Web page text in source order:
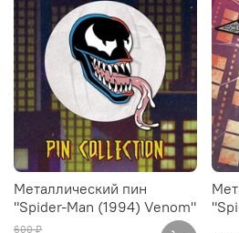
Металлический пин
"Spider-Man (1994) Venom"
600 ₽